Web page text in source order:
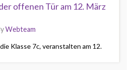
offenen Tür am 12. März
Webteam
Klasse 7c, veranstalten am 12.